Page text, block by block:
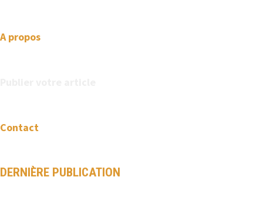
A propos
Contact
DERNIÈRE PUBLICATION